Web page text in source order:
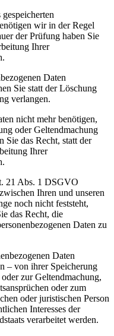
wir in der Regel
der Prüfung haben Sie
Ihrer
Daten
Sie statt der Löschung
verlangen.
nicht mehr benötigen,
oder Geltendmachung
Sie das Recht, statt der
Ihrer
21 Abs. 1 DSGVO
Ihren und unseren
noch nicht feststeht,
das Recht, die
Daten zu
Daten
– von ihrer Speicherung
zur Geltendmachung,
oder zum
oder juristischen Person
Interesses der
verarbeitet werden.